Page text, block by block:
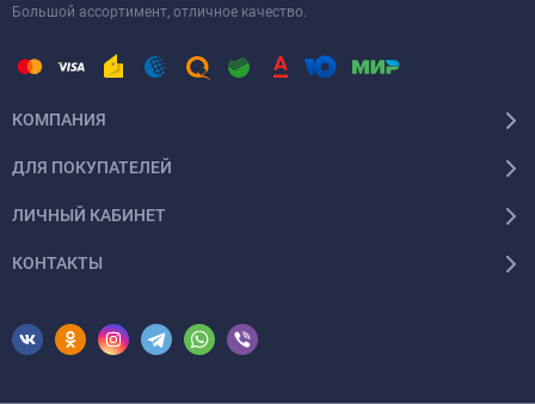
Большой ассортимент, отличное качество.
КОМПАНИЯ
ДЛЯ ПОКУПАТЕЛЕЙ
ЛИЧНЫЙ КАБИНЕТ
КОНТАКТЫ